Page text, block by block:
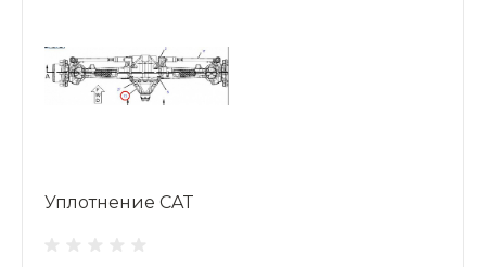
Уплотнение CAT